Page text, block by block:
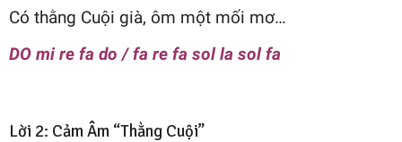
Có thằng Cuội già, ôm một mối mơ…
DO mi re fa do / fa re fa sol la sol fa
Lời 2: Cảm Âm “Thằng Cuội”